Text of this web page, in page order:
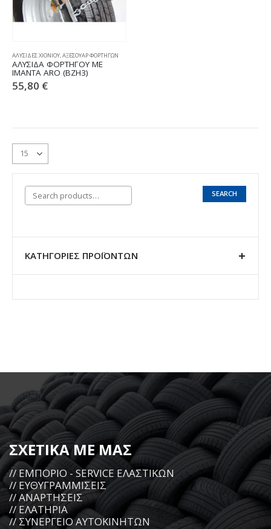
ΑΛΥΣΙΔΕΣ ΧΙΟΝΙΟΥ,ΑΞΕΣΟΥΑΡ ΦΟΡΤΗΓΩΝ
ΑΛΥΣΙΔΑ ΦΟΡΤΗΓΟΥ ΜΕ
ΙΜΑΝΤΑ ARO (BZH3)
55,80 €
SEARCH
ΚΑΤΗΓΟΡΊΕΣ ΠΡΟΪΌΝΤΩΝ
ΣΧΕΤΙΚΑ ΜΕ ΜΑΣ
// ΕΜΠΟΡΙΟ - SERVICE ΕΛΑΣΤΙΚΩΝ
// ΕΥΘΥΓΡΑΜΜΙΣΕΙΣ
// ΑΝΑΡΤΗΣΕΙΣ
// ΕΛΑΤΗΡΙΑ
// ΣΥΝΕΡΓΕΙΟ ΑΥΤΟΚΙΝΗΤΩΝ